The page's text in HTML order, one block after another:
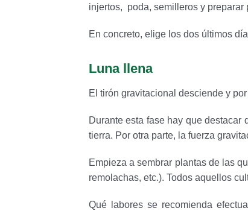
injertos, poda, semilleros y preparar
En concreto, elige los dos últimos
Luna llena
El tirón gravitacional desciende y
Durante esta fase hay que
tierra. Por otra parte, la fuerza
Empieza a sembrar plantas de las
remolachas, etc.). Todos aquellos
Qué labores se recomienda